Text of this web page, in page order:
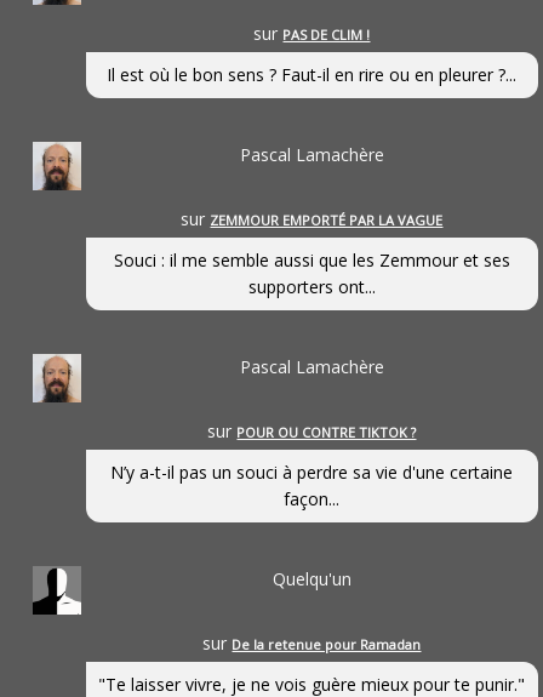
sur PAS DE CLIM !
Il est où le bon sens ? Faut-il en rire ou en pleurer ?...
Pascal Lamachère
sur ZEMMOUR EMPORTÉ PAR LA VAGUE
Souci : il me semble aussi que les Zemmour et ses
supporters ont...
Pascal Lamachère
sur POUR OU CONTRE TIKTOK ?
N’y a-t-il pas un souci à perdre sa vie d'une certaine
façon...
Quelqu'un
sur De la retenue pour Ramadan
"Te laisser vivre, je ne vois guère mieux pour te punir."